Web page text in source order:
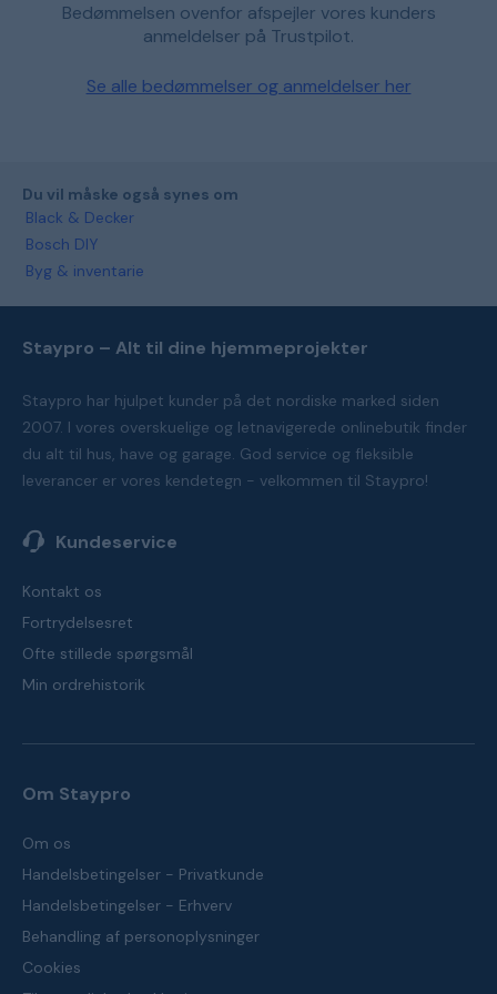
Bedømmelsen ovenfor afspejler vores kunders
anmeldelser på Trustpilot.
Se alle bedømmelser og anmeldelser her
Du vil måske også synes om
Black & Decker
Bosch DIY
Byg & inventarie
Staypro – Alt til dine hjemmeprojekter
Staypro har hjulpet kunder på det nordiske marked siden
2007. I vores overskuelige og letnavigerede onlinebutik finder
du alt til hus, have og garage. God service og fleksible
leverancer er vores kendetegn - velkommen til Staypro!
Kundeservice
Kontakt os
Fortrydelsesret
Ofte stillede spørgsmål
Min ordrehistorik
Om Staypro
Om os
Handelsbetingelser - Privatkunde
Handelsbetingelser - Erhverv
Behandling af personoplysninger
Cookies